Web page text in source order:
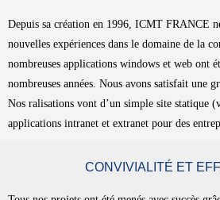
Depuis sa création en 1996, ICMT FRANCE
nouvelles expériences dans le domaine de la
nombreuses applications windows et web ont
nombreuses années. Nous avons satisfait une
Nos ralisations vont d’un simple site statique
applications intranet et extranet pour des
CONVIVIALITÉ ET